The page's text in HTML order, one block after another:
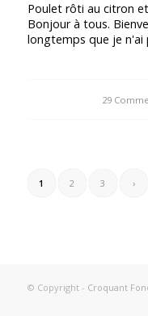
Poulet rôti au citron
Bonjour à tous.
longtemps que je n'ai
29 /
1 2 3 ›
© Copyright - Croquant